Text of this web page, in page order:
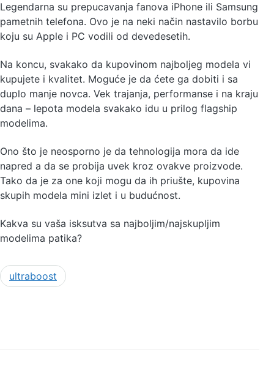
Legendarna su prepucavanja fanova iPhone ili Samsung
pametnih telefona. Ovo je na neki način nastavilo borbu
koju su Apple i PC vodili od devedesetih.
Na koncu, svakako da kupovinom najboljeg modela vi
kupujete i kvalitet. Moguće je da ćete ga dobiti i sa
duplo manje novca. Vek trajanja, performanse i na kraju
dana – lepota modela svakako idu u prilog flagship
modelima.
Ono što je neosporno je da tehnologija mora da ide
napred a da se probija uvek kroz ovakve proizvode.
Tako da je za one koji mogu da ih priušte, kupovina
skupih modela mini izlet i u budućnost.
Kakva su vaša isksutva sa najboljim/najskupljim
modelima patika?
ultraboost